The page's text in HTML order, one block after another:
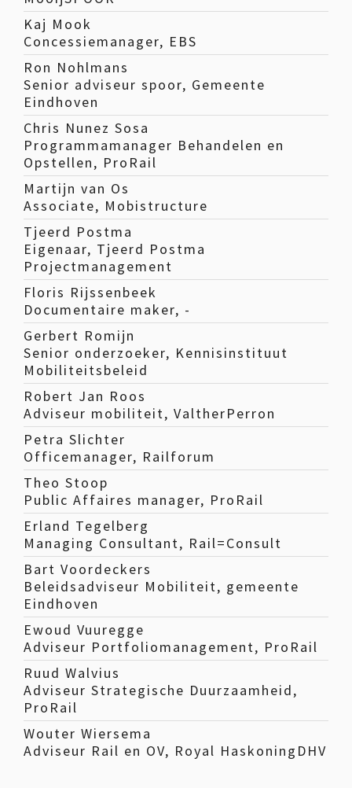
Kaj Mook
Concessiemanager, EBS
Ron Nohlmans
Senior adviseur spoor, Gemeente
Eindhoven
Chris Nunez Sosa
Programmamanager Behandelen en
Opstellen, ProRail
Martijn van Os
Associate, Mobistructure
Tjeerd Postma
Eigenaar, Tjeerd Postma
Projectmanagement
Floris Rijssenbeek
Documentaire maker, -
Gerbert Romijn
Senior onderzoeker, Kennisinstituut
Mobiliteitsbeleid
Robert Jan Roos
Adviseur mobiliteit, ValtherPerron
Petra Slichter
Officemanager, Railforum
Theo Stoop
Public Affaires manager, ProRail
Erland Tegelberg
Managing Consultant, Rail=Consult
Bart Voordeckers
Beleidsadviseur Mobiliteit, gemeente
Eindhoven
Ewoud Vuuregge
Adviseur Portfoliomanagement, ProRail
Ruud Walvius
Adviseur Strategische Duurzaamheid,
ProRail
Wouter Wiersema
Adviseur Rail en OV, Royal HaskoningDHV